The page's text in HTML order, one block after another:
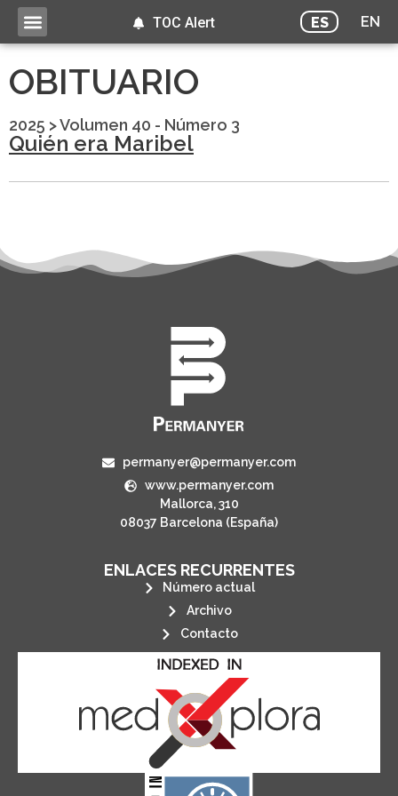
ES EN
TOC Alert
OBITUARIO
2025 >Volumen 40 - Número 3
Quién era Maribel
permanyer@permanyer.com
www.permanyer.com
Mallorca, 310
08037 Barcelona (España)
ENLACES RECURRENTES
Número actual
Archivo
Contacto